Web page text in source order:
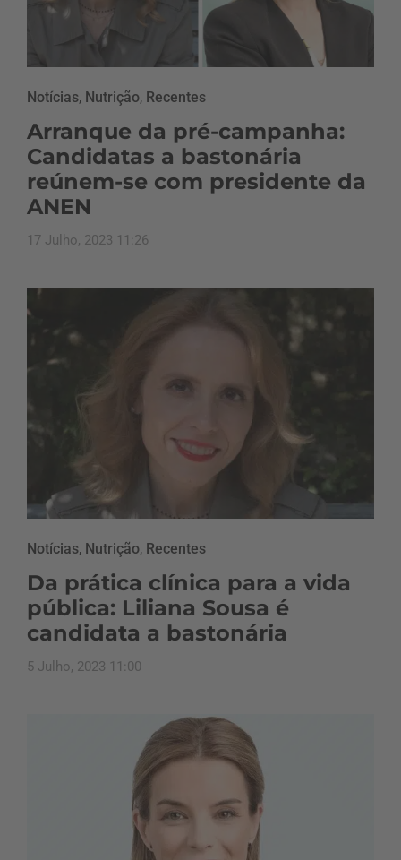
Notícias, Nutrição, Recentes
Arranque da pré-campanha:
Candidatas a bastonária
reúnem-se com presidente da
ANEN
17 Julho, 2023 11:26
Notícias, Nutrição, Recentes
Da prática clínica para a vida
pública: Liliana Sousa é
candidata a bastonária
5 Julho, 2023 11:00